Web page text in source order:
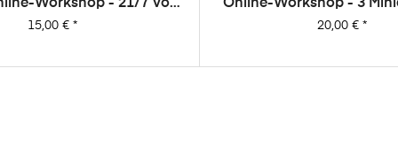
Workshop - 21/7 Vol.
Aus 7 Papieren (von
Preis
15,00 €*
Online-Workshop - 3
Dani
Preis
20,00 €*